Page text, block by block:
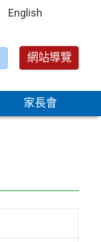
English
網站導覽
家長會